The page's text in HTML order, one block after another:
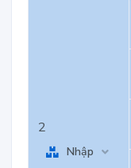
2
Nhập